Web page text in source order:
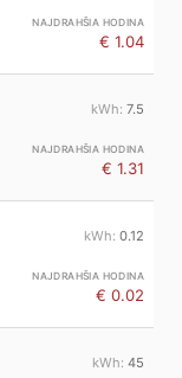
€ 1.04
7.5
€ 1.31
0.12
€ 0.02
45